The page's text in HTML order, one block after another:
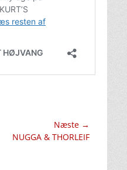
Næste →
NæsteNUGGA & THORLEIF